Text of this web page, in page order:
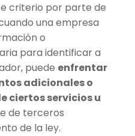
criterio por parte de
una empresa
o
para identificar a
puede enfrentar
adicionales o
ciertos servicios u
de terceros
de la ley.